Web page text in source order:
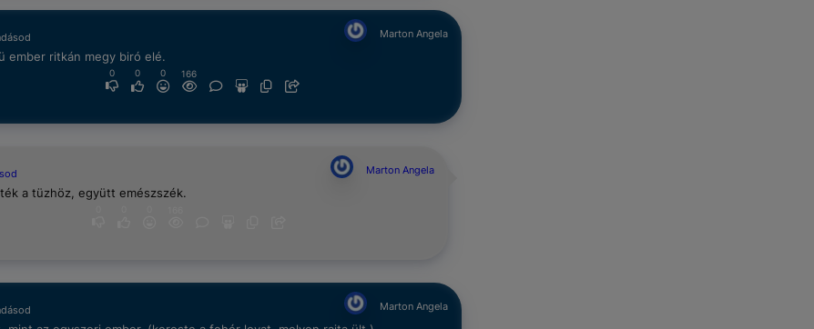
Marton Angela
ember ritkán megy biró elé.
0 0 0 166
Marton Angela
a tüzhöz, együtt emészszék.
Marton Angela